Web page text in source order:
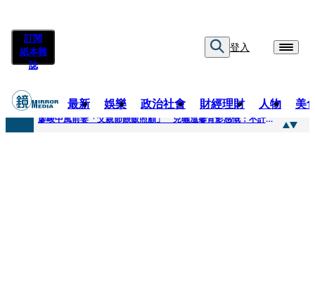
訂閱
紙本雜
誌
登入
最新 娛樂 政治社會 財經理財 人物 美
快訊
廖峻中風前妻「父親節餵飯照顧」 兒曬溫馨背影感慨：不計前嫌的真愛